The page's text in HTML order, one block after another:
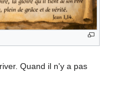
Quand il n'y a pas